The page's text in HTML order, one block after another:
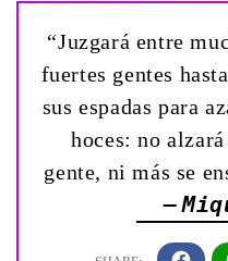
“Juzgará entre
fuertes gentes
sus espadas para
hoces: no
gente, ni más se
—